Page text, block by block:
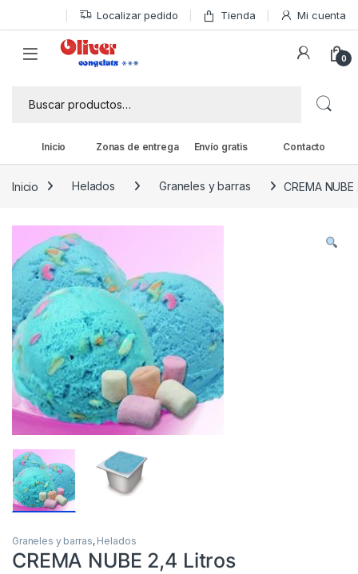
Skip to navigation
Skip to content Localizar pedido Tienda Mi cuenta
0
Inicio Zonas de entrega Envío gratis Contacto
Inicio Helados Graneles y barras CREMA
Graneles y barras, Helados
CREMA NUBE 2,4 Litros